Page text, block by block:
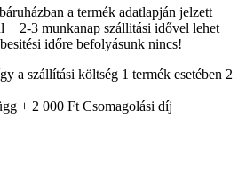
a termék adatlapján jelzett
+ 2-3 munkanap szállitási idővel lehet
időre befolyásunk nincs!
a szállítási költség 1 termék esetében 2
+ 2 000 Ft Csomagolási díj